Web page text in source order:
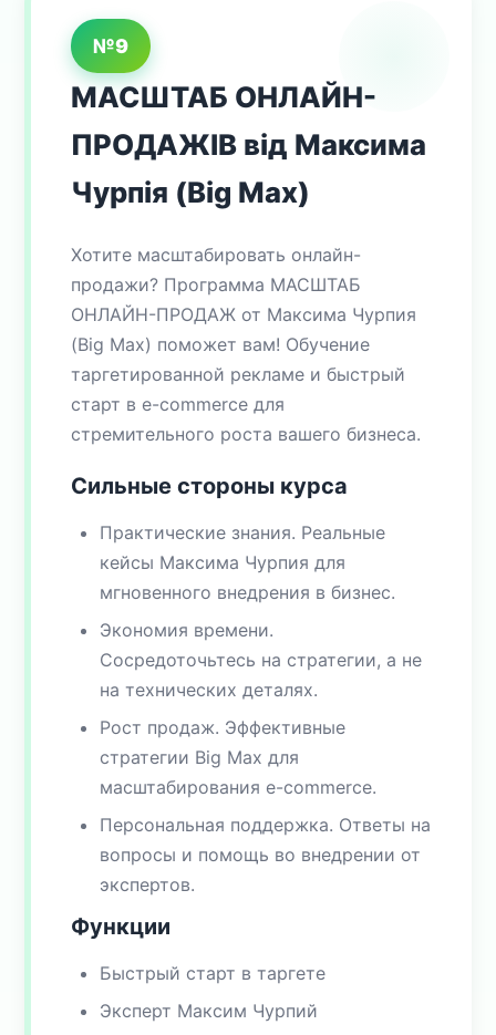
№9
МАСШТАБ ОНЛАЙН-
ПРОДАЖІВ від Максима
Чурпія (Big Max)
Хотите масштабировать онлайн-
продажи? Программа МАСШТАБ
ОНЛАЙН-ПРОДАЖ от Максима Чурпия
(Big Max) поможет вам! Обучение
таргетированной рекламе и быстрый
старт в e-commerce для
стремительного роста вашего бизнеса.
Сильные стороны курса
Практические знания. Реальные
кейсы Максима Чурпия для
мгновенного внедрения в бизнес.
Экономия времени.
Сосредоточьтесь на стратегии, а не
на технических деталях.
Рост продаж. Эффективные
стратегии Big Max для
масштабирования e-commerce.
Персональная поддержка. Ответы на
вопросы и помощь во внедрении от
экспертов.
Функции
Быстрый старт в таргете
Эксперт Максим Чурпий